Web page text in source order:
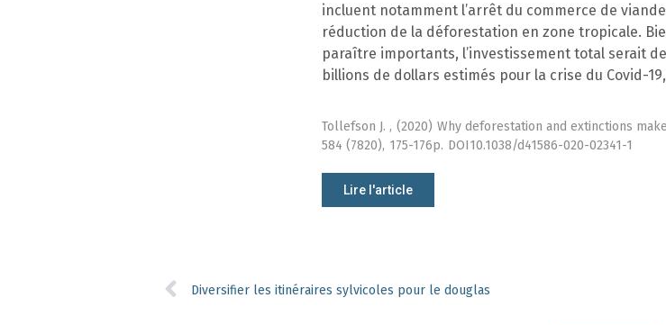
incluent notamment l’arrêt du commerce de
réduction de la déforestation en zone tropicale.
paraître importants, l’investissement total serait
billions de dollars estimés pour la crise du Covid-
Tollefson J. , (2020) Why deforestation and extinctions
584 (7820), 175-176p. DOI10.1038/d41586-020-02341-1
Lire l'article
Diversifier les itinéraires sylvicoles pour le douglas